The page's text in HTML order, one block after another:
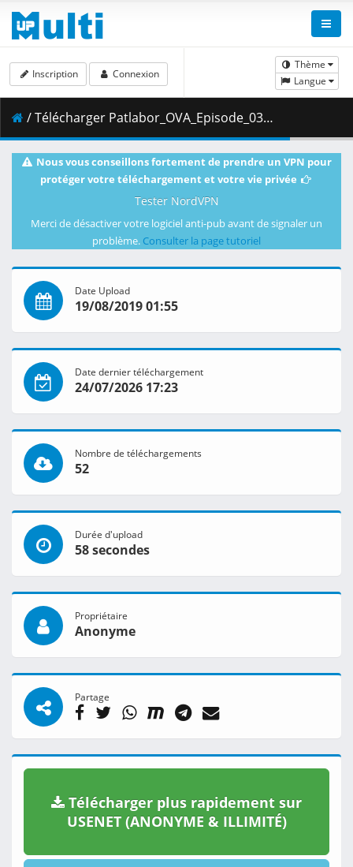
Thème
Langue
Inscription Connexion
/ Télécharger Patlabor_OVA_Episode_03__Player_Edition___x264_AC3_.mp4.002 ( 472.51 MB )
Nous vous conseillons fortement de prendre un VPN pour
protéger votre téléchargement et votre vie privée
Tester NordVPN
Merci de désactiver votre logiciel anti-pub avant de signaler un
problème. Consulter la page tutoriel
Date Upload
19/08/2019 01:55
Date dernier téléchargement
24/07/2026 17:23
Nombre de téléchargements
52
Durée d'upload
58 secondes
Propriétaire
Anonyme
Partage
Télécharger plus rapidement sur
USENET (ANONYME & ILLIMITÉ)